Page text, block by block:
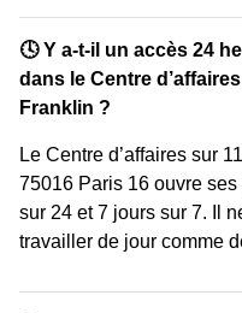
🕓 Y a-t-il un accès 24
dans le Centre
Franklin ?
Le Centre d’affaires sur
75016 Paris 16 ouvre
sur 24 et 7 jours sur 7. Il
travailler de jour comme